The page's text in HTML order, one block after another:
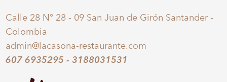
Calle 28 N° 28 - 09 San Juan de Girón Santander -
Colombia
admin@lacasona-restaurante.com
607 6935295 -3188031531